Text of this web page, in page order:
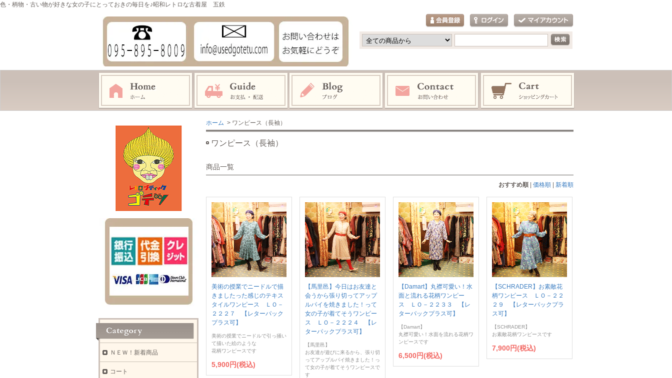
色・柄物・古い物が好きな女の子にとっておきの毎日を♪昭和レトロな古着屋 五鉄
ホーム > ワンピース（長袖）
ワンピース（長袖）
商品一覧
おすすめ順 価格順 新着順
美術の授業でニードルで描
きましたった感じのテキス
タイルワンピース ＬＯ－
２２２７ 【レターパック
プラス可】
美術の授業でニードルで引っ掻い
て描いた絵のような
花柄ワンピースです
5,900円(税込)
【馬里邑】今日はお友達と
会うから張り切ってアップ
ルパイを焼きました！って
女の子が着てそうワンピー
ス ＬＯ－２２２４ 【レ
ターパックプラス可】
【馬里邑】
お友達が遊びに来るから、張り切
ってアップルパイ焼きました！っ
て女の子が着てそうワンピースで
す
【Damart】丸襟可愛い！水
面と流れる花柄ワンピー
ス ＬＯ－２２３３ 【レ
ターパックプラス可】
【Damart】
丸襟可愛い！水面を流れる花柄ワ
ンピースです
6,500円(税込)
【SCHRADER】お素敵花
柄ワンピース ＬＯ－２２
２９ 【レターパックプラ
ス可】
【SCHRADER】
お素敵花柄ワンピースです
7,900円(税込)
ＮＥＷ！新着商品
コート